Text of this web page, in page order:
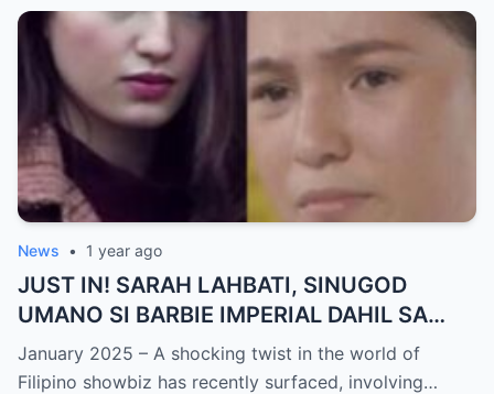
News • 1 year ago
JUST IN! SARAH LAHBATI, SINUGOD
UMANO SI BARBIE IMPERIAL DAHIL SA
ISYU NG PANG-AAGAW KAY RICHARD
GUTIERREZ! Matinding Komprontasyon,
January 2025 – A shocking twist in the world of
Filipino showbiz has recently surfaced, involving…